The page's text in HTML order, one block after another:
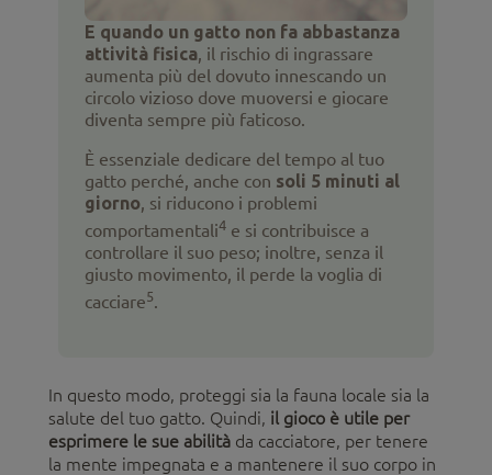
E quando un gatto non fa abbastanza
attività fisica, il rischio di ingrassare
aumenta più del dovuto innescando un
circolo vizioso dove muoversi e giocare
diventa sempre più faticoso.
È essenziale dedicare del tempo al tuo
gatto perché, anche con soli 5 minuti al
giorno, si riducono i problemi
comportamentali4 e si contribuisce a
controllare il suo peso; inoltre, senza il
giusto movimento, il perde la voglia di
cacciare5.
In questo modo, proteggi sia la fauna locale sia la
salute del tuo gatto. Quindi, il gioco è utile per
esprimere le sue abilità da cacciatore, per tenere
la mente impegnata e a mantenere il suo corpo in